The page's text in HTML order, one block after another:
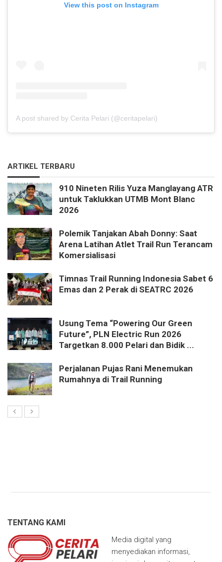
View this post on Instagram
A post shared by Cerita Pelari (@ceritapelari)
ARTIKEL TERBARU
910 Nineten Rilis Yuza Manglayang ATR
untuk Taklukkan UTMB Mont Blanc
2026
Polemik Tanjakan Abah Donny: Saat
Arena Latihan Atlet Trail Run Terancam
Komersialisasi
Timnas Trail Running Indonesia Sabet 6
Emas dan 2 Perak di SEATRC 2026
Usung Tema “Powering Our Green
Future”, PLN Electric Run 2026
Targetkan 8.000 Pelari dan Bidik ...
Perjalanan Pujas Rani Menemukan
Rumahnya di Trail Running
TENTANG KAMI
Media digital yang
menyediakan informasi,